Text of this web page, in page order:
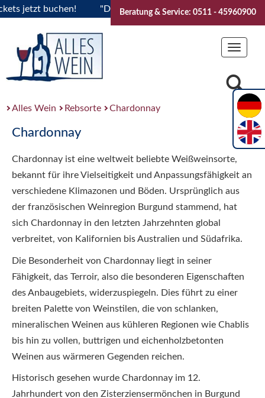
jetzt buchen! "Das Sommerfest 2026" Vive la
Beratung & Service: 0511 - 45960900
Toggle
Alles Wein Rebsorte Chardonnay
Chardonnay
Chardonnay ist eine weltweit beliebte Weißweinsorte,
bekannt für ihre Vielseitigkeit und Anpassungsfähigkeit an
verschiedene Klimazonen und Böden. Ursprünglich aus
der französischen Weinregion Burgund stammend, hat
sich Chardonnay in den letzten Jahrzehnten global
verbreitet, von Kalifornien bis Australien und Südafrika.
Die Besonderheit von Chardonnay liegt in seiner
Fähigkeit, das Terroir, also die besonderen Eigenschaften
des Anbaugebiets, widerzuspiegeln. Dies führt zu einer
breiten Palette von Weinstilen, die von schlanken,
mineralischen Weinen aus kühleren Regionen wie Chablis
bis hin zu vollen, buttrigen und eichenholzbetonten
Weinen aus wärmeren Gegenden reichen.
Historisch gesehen wurde Chardonnay im 12.
Jahrhundert von den Zisterziensermönchen in Burgund